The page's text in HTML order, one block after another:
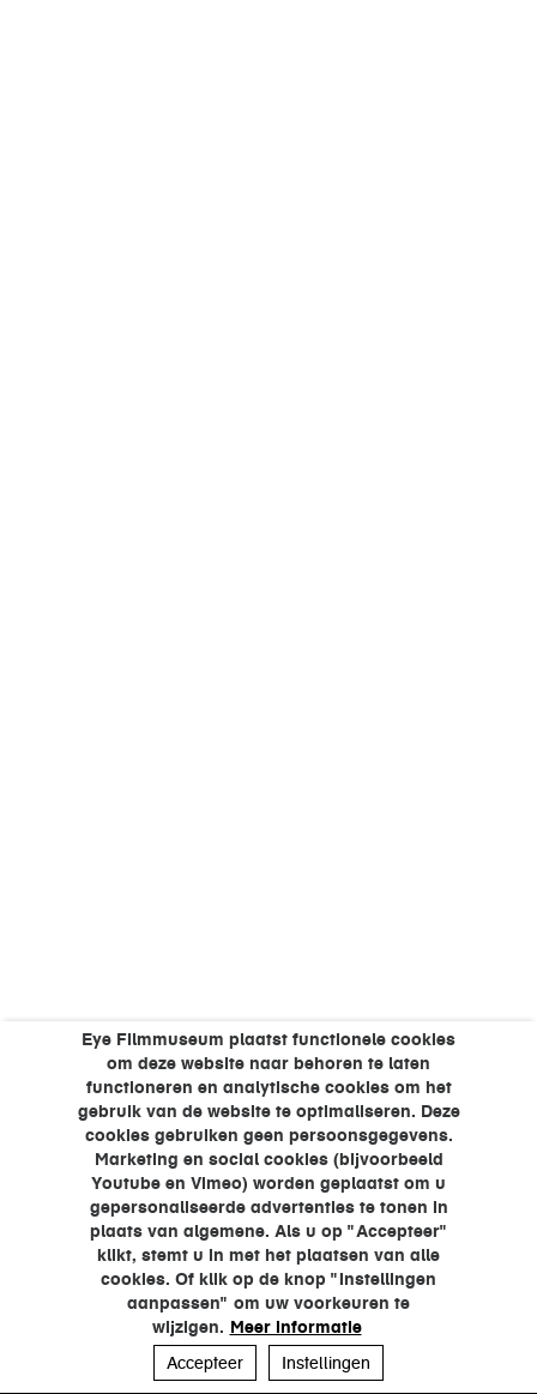
Eye Filmmuseum plaatst functionele cookies
om deze website naar behoren te laten
functioneren en analytische cookies om het
gebruik van de website te optimaliseren. Deze
cookies gebruiken geen persoonsgegevens.
Marketing en social cookies (bijvoorbeeld
Youtube en Vimeo) worden geplaatst om u
gepersonaliseerde advertenties te tonen in
plaats van algemene. Als u op "Accepteer"
klikt, stemt u in met het plaatsen van alle
cookies. Of klik op de knop "Instellingen
aanpassen" om uw voorkeuren te
wijzigen. Meer informatie
Accepteer
Instellingen